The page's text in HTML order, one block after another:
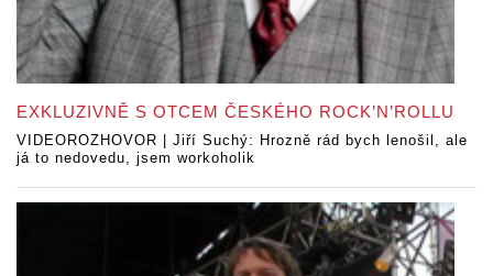
EXKLUZIVNĚ S OTCEM ČESKÉHO ROCK’N’ROLLU
VIDEOROZHOVOR | Jiří Suchý: Hrozně rád bych lenošil, ale
já to nedovedu, jsem workoholik